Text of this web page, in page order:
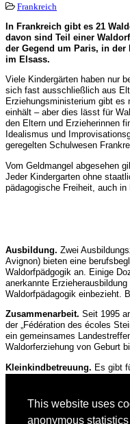
This website uses
anonymous
Frankreich
In Frankreich gibt es 21
davon sind Teil einer
der Gegend um Paris, in der
im Elsass.
Viele Kindergärten haben nur
sich fast ausschließlich aus
Erziehungsministerium gibt es
einhält – aber dies lässt für
den Eltern und Erzieherinnen
Idealismus und
geregelten Schulwesen
Vom Geldmangel abgesehen
Jeder Kindergarten ohne
pädagogische Freiheit, auch
Ausbildung. Zwei
Avignon) bieten eine
Waldorfpädgogik an. Einige
anerkannte
Waldorfpädagogik einbezieht.
Zusammenarbeit. Seit 1995
der „Fédération des écoles
ein gemeinsames
Waldorferziehung von Geburt
Kleinkindbetreuung. Es gibt
der Waldorfpädagogik
Waldorferzieherinnen hat in
Kleinkindbetreuung gemacht.
Lundgren). Diese